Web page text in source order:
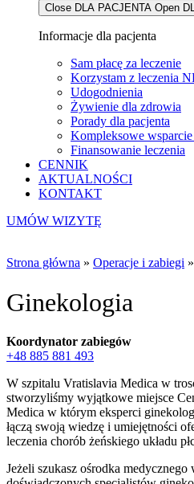
Close DLA PACJENTA Open
Informacje dla pacjenta
Sam płacę za leczenie
Korzystam z leczenia
Udogodnienia
Żywienie dla zdrowia
Porady dla pacjenta
Kompleksowe wsparcie
Finansowanie leczenia
CENNIK
AKTUALNOŚCI
KONTAKT
UMÓW WIZYTĘ
Strona główna » Operacje i zabiegi »
Ginekologia
Koordynator zabiegów
+48 885 881 493
W szpitalu Vratislavia Medica w
stworzyliśmy wyjątkowe miejsce
Medica w którym eksperci
łączą swoją wiedzę i umiejętności
leczenia chorób żeńskiego układu
Jeżeli szukasz ośrodka